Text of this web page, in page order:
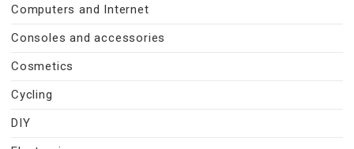
Computers and Internet
Consoles and accessories
Cosmetics
Cycling
DIY